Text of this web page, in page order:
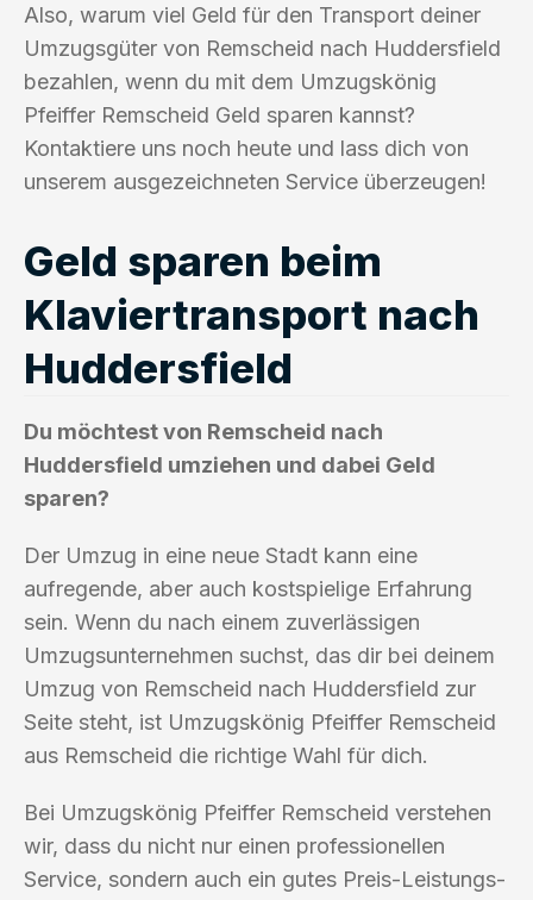
Also, warum viel Geld für den Transport deiner
Umzugsgüter von Remscheid nach Huddersfield
bezahlen, wenn du mit dem Umzugskönig
Pfeiffer Remscheid Geld sparen kannst?
Kontaktiere uns noch heute und lass dich von
unserem ausgezeichneten Service überzeugen!
Geld sparen beim
Klaviertransport nach
Huddersfield
Du möchtest von Remscheid nach
Huddersfield umziehen und dabei Geld
sparen?
Der Umzug in eine neue Stadt kann eine
aufregende, aber auch kostspielige Erfahrung
sein. Wenn du nach einem zuverlässigen
Umzugsunternehmen suchst, das dir bei deinem
Umzug von Remscheid nach Huddersfield zur
Seite steht, ist Umzugskönig Pfeiffer Remscheid
aus Remscheid die richtige Wahl für dich.
Bei Umzugskönig Pfeiffer Remscheid verstehen
wir, dass du nicht nur einen professionellen
Service, sondern auch ein gutes Preis-Leistungs-